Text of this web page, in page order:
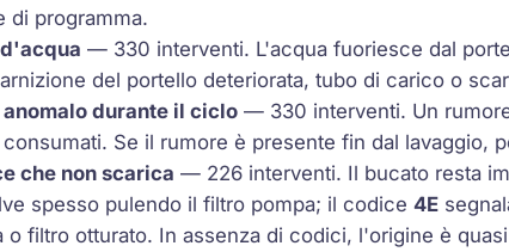
di programma.
— 330 interventi. L'acqua fuoriesce dal
del portello deteriorata, tubo di carico o
anomalo durante il ciclo — 330 interventi. Un
Se il rumore è presente fin dal lavaggio,
che non scarica — 226 interventi. Il bucato resta
spesso pulendo il filtro pompa; il codice4E
o filtro otturato. In assenza di codici, l'origine è